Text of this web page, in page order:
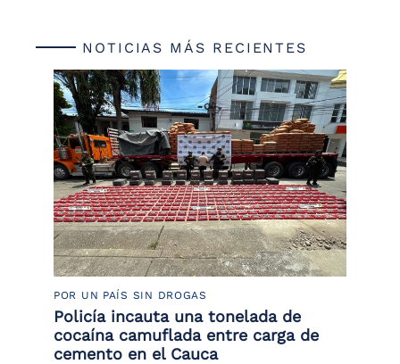
NOTICIAS MÁS RECIENTES
POR UN PAÍS SIN DROGAS
Policía incauta una tonelada de
cocaína camuflada entre carga de
cemento en el Cauca